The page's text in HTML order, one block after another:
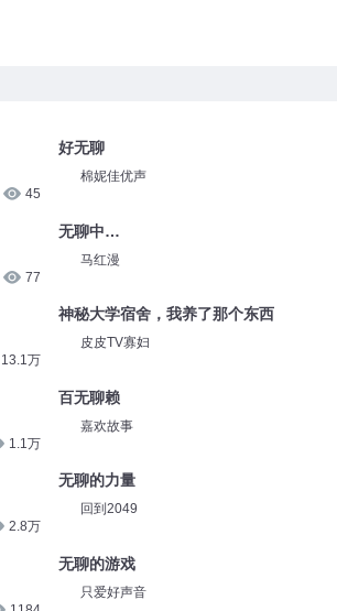
45
77
13.1万
1.1万
2.8万
好无聊
棉妮佳优声
无聊中…
马红漫
神秘大学宿舍，我养了那个东西
皮皮TV寡妇
百无聊赖
嘉欢故事
无聊的力量
回到2049
无聊的游戏
只爱好声音